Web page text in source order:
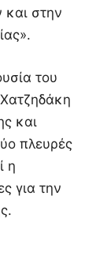
στην
του
και
πλευρές
η
για την